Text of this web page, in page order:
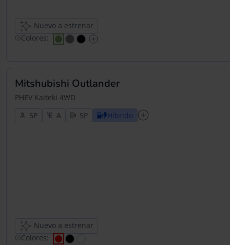
Nuevo a estrenar
Colores:
Mitshubishi Outlander
PHEV Kaiteki 4WD
5
5 Híbrido
Nuevo a estrenar
Colores: